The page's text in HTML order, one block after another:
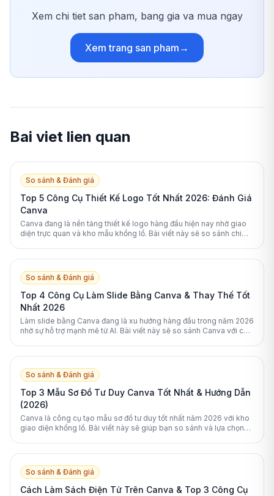
Xem chi tiet san pham, bang gia va mua ngay
Xem trang san pham →
Bai viet lien quan
So sánh & Đánh giá
Top 5 Công Cụ Thiết Kế Logo Tốt Nhất 2026: Đánh Giá
Canva
Canva đang là nền tảng thiết kế logo hàng đầu hiện nay nhờ giao
diện trực quan và kho mẫu khổng lồ. Bài viết này sẽ so sánh chi
So sánh & Đánh giá
Top 4 Công Cụ Làm Slide Bằng Canva & Thay Thế Tốt
Nhất 2026
Làm slide bằng Canva đang là xu hướng hàng đầu trong năm 2026
nhờ sự hỗ trợ mạnh mẽ từ AI. Bài viết này sẽ so sánh Canva với các
So sánh & Đánh giá
Top 3 Mẫu Sơ Đồ Tư Duy Canva Tốt Nhất & Hướng Dẫn
(2026)
Canva là công cụ tạo mẫu sơ đồ tư duy tốt nhất năm 2026 với kho
giao diện khổng lồ. Bài viết này sẽ giúp bạn so sánh và lựa chọn
So sánh & Đánh giá
Cách Làm Sách Điện Tử Trên Canva & Top 3 Công Cụ